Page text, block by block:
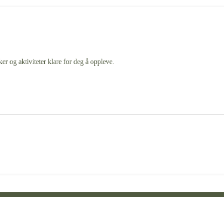
og aktiviteter klare for deg å oppleve.